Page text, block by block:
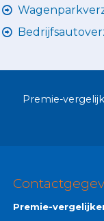
Premie-
Premie-